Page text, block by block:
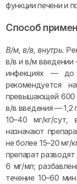
функции печени и
Способ
В/м, в/в, внутрь.
в/в и в/м введении
инфекциях — до
рекомендуется
превышающей 600
в/в введения — 1,2
10–40 мг/кг/
назначают
не более 15–20 мг/
препарат
6 мг/мл;
течение 10–60